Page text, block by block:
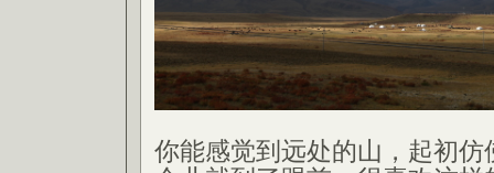
你能感觉到远处的山，起初仿